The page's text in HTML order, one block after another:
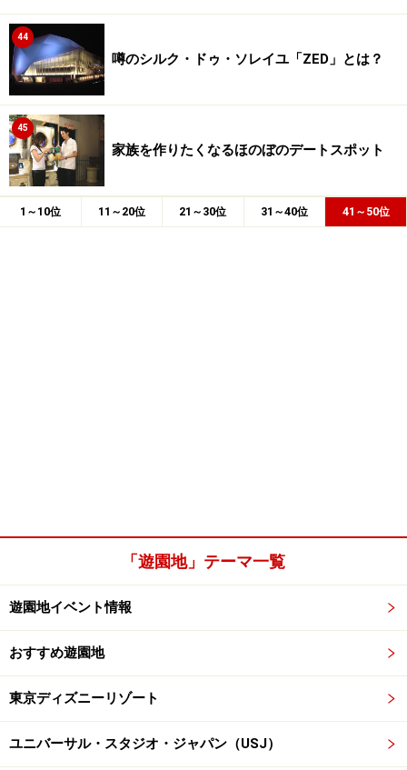
44
噂のシルク・ドゥ・ソレイユ「ZED」とは？
45
家族を作りたくなるほのぼのデートスポット
1～10位 11～20位 21～30位 31～40位 41～50位
「遊園地」テーマ一覧
遊園地イベント情報
おすすめ遊園地
東京ディズニーリゾート
ユニバーサル・スタジオ・ジャパン（USJ）